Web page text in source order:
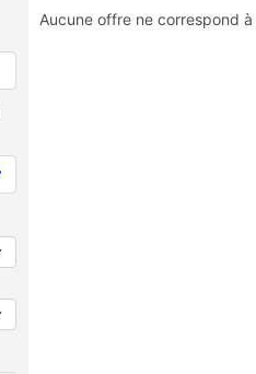
Aucune offre ne correspond